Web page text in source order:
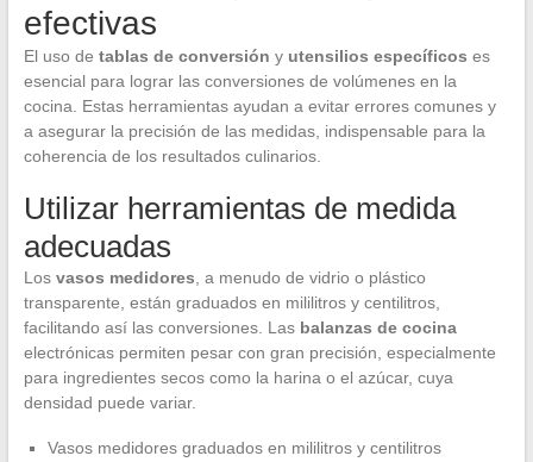
efectivas
El uso de tablas de conversión y utensilios específicos es
esencial para lograr las conversiones de volúmenes en la
cocina. Estas herramientas ayudan a evitar errores comunes y
a asegurar la precisión de las medidas, indispensable para la
coherencia de los resultados culinarios.
Utilizar herramientas de medida
adecuadas
Los vasos medidores, a menudo de vidrio o plástico
transparente, están graduados en mililitros y centilitros,
facilitando así las conversiones. Las balanzas de cocina
electrónicas permiten pesar con gran precisión, especialmente
para ingredientes secos como la harina o el azúcar, cuya
densidad puede variar.
Vasos medidores graduados en mililitros y centilitros